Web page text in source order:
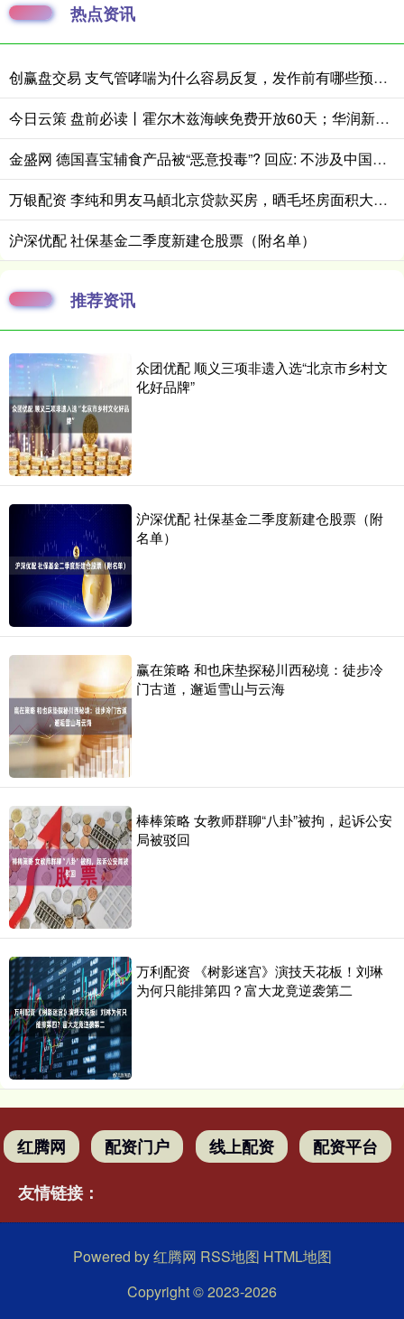
热点资讯
创赢盘交易 支气管哮喘为什么容易反复，发作前有哪些预警表现
今日云策 盘前必读丨霍尔木兹海峡免费开放60天；华润新能源中签号出炉
金盛网 德国喜宝辅食产品被“恶意投毒”? 回应: 不涉及中国市场
万银配资 李纯和男友马頔北京贷款买房，晒毛坯房面积大，似买了两套房打通_新房_网友_恋情
沪深优配 社保基金二季度新建仓股票（附名单）
推荐资讯
众团优配 顺义三项非遗入选“北京市乡村文
化好品牌”
沪深优配 社保基金二季度新建仓股票（附
名单）
赢在策略 和也床垫探秘川西秘境：徒步冷
门古道，邂逅雪山与云海
棒棒策略 女教师群聊“八卦”被拘，起诉公安
局被驳回
万利配资 《树影迷宫》演技天花板！刘琳
为何只能排第四？富大龙竟逆袭第二
红腾网 配资门户 线上配资
配资平台
友情链接：
Powered by红腾网 RSS地图 HTML地图
Copyright© 2023-2026